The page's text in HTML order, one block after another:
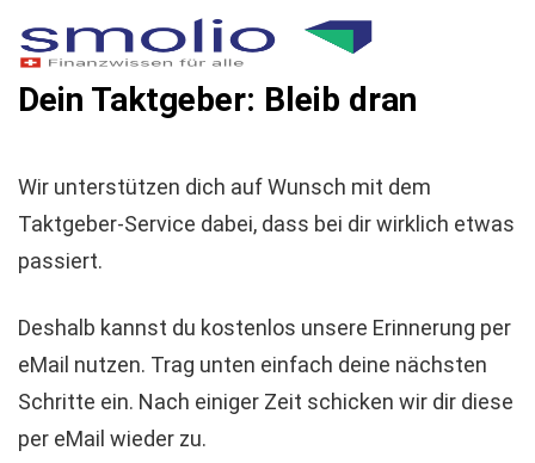
Dein Taktgeber: Bleib dran
Wir unterstützen dich auf Wunsch mit dem
Taktgeber-Service dabei, dass bei dir wirklich etwas
passiert.
Deshalb kannst du kostenlos unsere Erinnerung per
eMail nutzen. Trag unten einfach deine nächsten
Schritte ein. Nach einiger Zeit schicken wir dir diese
per eMail wieder zu.